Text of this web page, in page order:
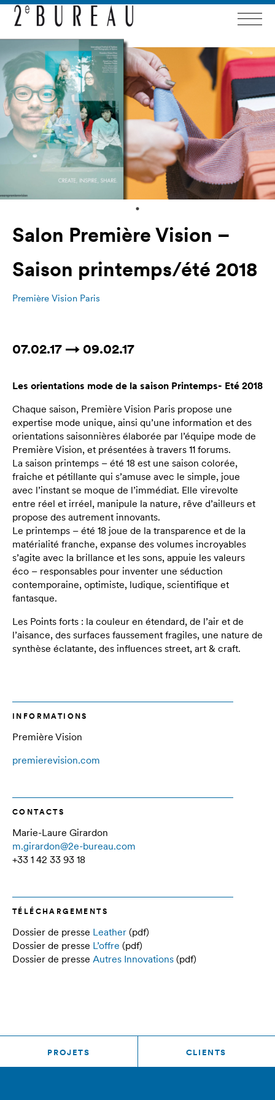
Salon Première Vision –
Saison printemps/été 2018
Première Vision Paris
07.02.17 → 09.02.17
Les orientations mode de la saison Printemps- Eté 2018
Chaque saison, Première Vision Paris propose une
expertise mode unique, ainsi qu’une information et des
orientations saisonnières élaborée par l’équipe mode de
Première Vision, et présentées à travers 11 forums.
La saison printemps – été 18 est une saison colorée,
fraiche et pétillante qui s’amuse avec le simple, joue
avec l’instant se moque de l’immédiat. Elle virevolte
entre réel et irréel, manipule la nature, rêve d’ailleurs et
propose des autrement innovants.
Le printemps – été 18 joue de la transparence et de la
matérialité franche, expanse des volumes incroyables
s’agite avec la brillance et les sons, appuie les valeurs
éco – responsables pour inventer une séduction
contemporaine, optimiste, ludique, scientifique et
fantasque.
Les Points forts : la couleur en étendard, de l’air et de
l’aisance, des surfaces faussement fragiles, une nature de
synthèse éclatante, des influences street, art & craft.
INFORMATIONS
Première Vision
premierevision.com
CONTACTS
Marie-Laure Girardon
m.girardon@2e-bureau.com
+33 1 42 33 93 18
TÉLÉCHARGEMENTS
Dossier de presse Leather (pdf)
Dossier de presse L’offre (pdf)
Dossier de presse Autres Innovations (pdf)
PROJETS CLIENTS